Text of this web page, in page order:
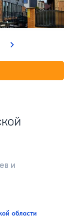
Следующая
и
области